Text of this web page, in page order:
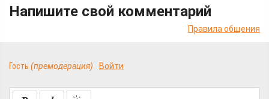
Напишите свой комментарий
Правила общения
Гость (премодерация) Войти